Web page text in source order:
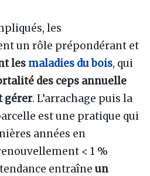
les
un rôle prépondérant et
les maladies du bois, qui
des ceps annuelle
gérer. L’arrachage puis la
est une pratique qui
années en
< 1 %
entraîne un